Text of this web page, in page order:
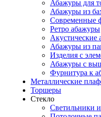
Абажуры для
Абажуры из
Современные
Ретро абажуры
Акустические
Абажуры из
Изделия с
Абажуры с
Фурнитура к
Металлические
Торшеры
Стекло
Светильники